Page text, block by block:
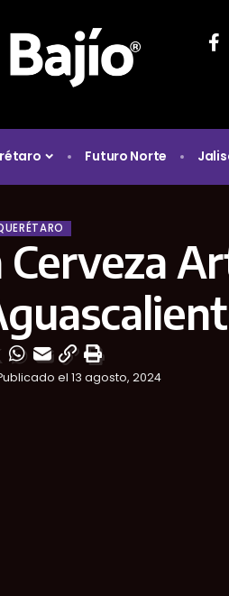
Futuro Norte
Cerveza
el 13 agosto, 2024